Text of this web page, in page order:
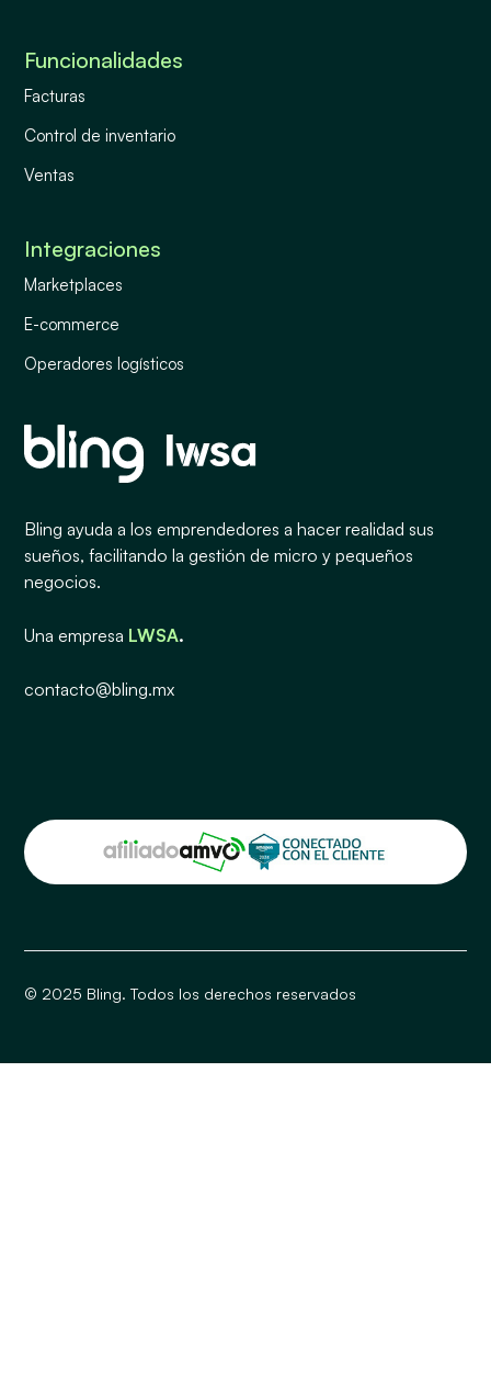
Bling ayuda a los emprendedores a hacer realidad sus
sueños, facilitando la gestión de micro y pequeños
negocios.
Una empresa LWSA.
contacto@bling.mx
Funcionalidades
Facturas
Control de inventario
Ventas
Integraciones
Marketplaces
E-commerce
Operadores logísticos
© 2025 Bling. Todos los derechos reservados